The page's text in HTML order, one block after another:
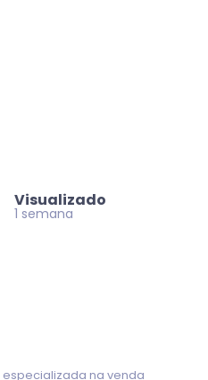
Visualizado
1 semana
especializada na venda